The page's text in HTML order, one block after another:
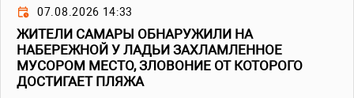
07.08.2026 14:33
ЖИТЕЛИ САМАРЫ ОБНАРУЖИЛИ НА
НАБЕРЕЖНОЙ У ЛАДЬИ ЗАХЛАМЛЕННОЕ
МУСОРОМ МЕСТО, ЗЛОВОНИЕ ОТ КОТОРОГО
ДОСТИГАЕТ ПЛЯЖА